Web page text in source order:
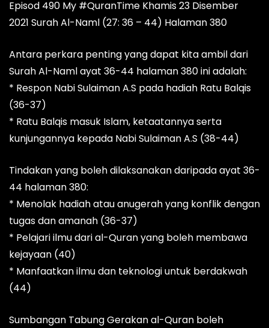
Episod 490 My #QuranTime Khamis 23 Disember
2021 Surah Al-Naml (27: 36 – 44) Halaman 380
Antara perkara penting yang dapat kita ambil dari
Surah Al-Naml ayat 36-44 halaman 380 ini adalah:
* Respon Nabi Sulaiman A.S pada hadiah Ratu Balqis
(36-37)
* Ratu Balqis masuk Islam, ketaatannya serta
kunjungannya kepada Nabi Sulaiman A.S (38-44)
Tindakan yang boleh dilaksanakan daripada ayat 36-
44 halaman 380:
* Menolak hadiah atau anugerah yang konflik dengan
tugas dan amanah (36-37)
* Pelajari ilmu dari al-Quran yang boleh membawa
kejayaan (40)
* Manfaatkan ilmu dan teknologi untuk berdakwah
(44)
Sumbangan Tabung Gerakan al-Quran boleh